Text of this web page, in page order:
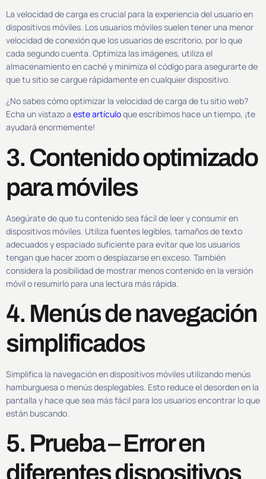
La velocidad de carga es crucial para la experiencia del usuario en
dispositivos móviles. Los usuarios móviles suelen tener una menor
velocidad de conexión que los usuarios de escritorio, por lo que
cada segundo cuenta. Optimiza las imágenes, utiliza el
almacenamiento en caché y minimiza el código para asegurarte de
que tu sitio se cargue rápidamente en cualquier dispositivo.
¿No sabes cómo optimizar la velocidad de carga de tu sitio web?
Echa un vistazo a este artículoque escribimos hace un tiempo, ¡te
ayudará enormemente!
3. Contenido optimizado
para móviles
Asegúrate de que tu contenido sea fácil de leer y consumir en
dispositivos móviles. Utiliza fuentes legibles, tamaños de texto
adecuados y espaciado suficiente para evitar que los usuarios
tengan que hacer zoom o desplazarse en exceso. También
considera la posibilidad de mostrar menos contenido en la versión
móvil o resumirlo para una lectura más rápida.
4. Menús de navegación
simplificados
Simplifica la navegación en dispositivos móviles utilizando menús
hamburguesa o menús desplegables. Esto reduce el desorden en la
pantalla y hace que sea más fácil para los usuarios encontrar lo que
están buscando.
5. Prueba – Error en
diferentes dispositivos